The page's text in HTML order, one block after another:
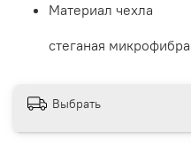
Материал чехла
стеганая микрофибра
Выбрать